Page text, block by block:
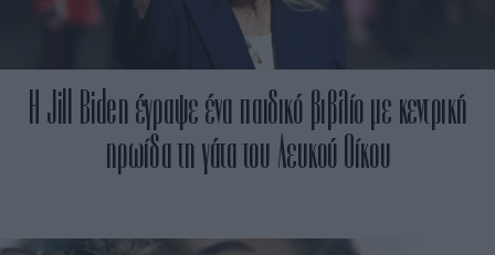
Η Jill Biden έγραψε ένα παιδικό βιβλίο με κεντρική
ηρωίδα τη γάτα του Λευκού Οίκου